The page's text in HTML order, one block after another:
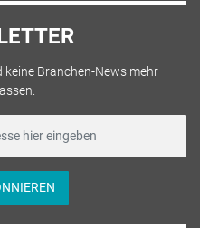
Branchen-News mehr